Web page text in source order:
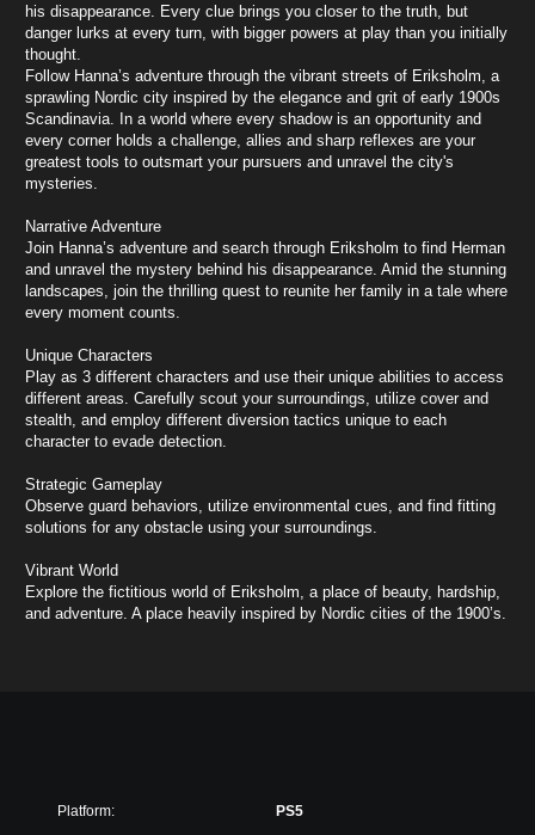
his disappearance. Every clue brings you closer to the truth, but
danger lurks at every turn, with bigger powers at play than you initially
thought.
Follow Hanna’s adventure through the vibrant streets of Eriksholm, a
sprawling Nordic city inspired by the elegance and grit of early 1900s
Scandinavia. In a world where every shadow is an opportunity and
every corner holds a challenge, allies and sharp reflexes are your
greatest tools to outsmart your pursuers and unravel the city's
mysteries.
Narrative Adventure
Join Hanna’s adventure and search through Eriksholm to find Herman
and unravel the mystery behind his disappearance. Amid the stunning
landscapes, join the thrilling quest to reunite her family in a tale where
every moment counts.
Unique Characters
Play as 3 different characters and use their unique abilities to access
different areas. Carefully scout your surroundings, utilize cover and
stealth, and employ different diversion tactics unique to each
character to evade detection.
Strategic Gameplay
Observe guard behaviors, utilize environmental cues, and find fitting
solutions for any obstacle using your surroundings.
Vibrant World
Explore the fictitious world of Eriksholm, a place of beauty, hardship,
and adventure. A place heavily inspired by Nordic cities of the 1900’s.
Platform: PS5